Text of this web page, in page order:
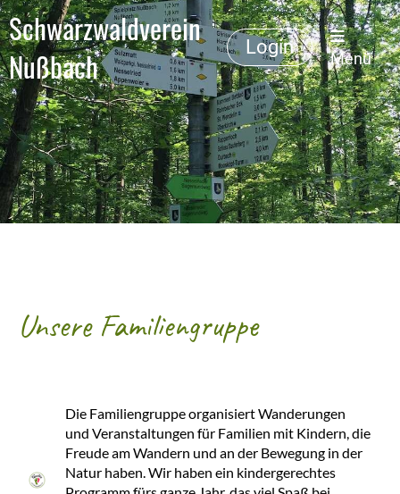
Schwarzwaldverein
Nußbach
Login
Menü
Unsere Familiengruppe
Die Familiengruppe organisiert Wanderungen
und Veranstaltungen für Familien mit Kindern, die
Freude am Wandern und an der Bewegung in der
Natur haben. Wir haben ein kindergerechtes